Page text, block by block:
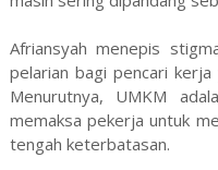
Afriansyah menepis
pelarian bagi pencari
Menurutnya, UMKM
memaksa pekerja untuk
tengah keterbatasan.